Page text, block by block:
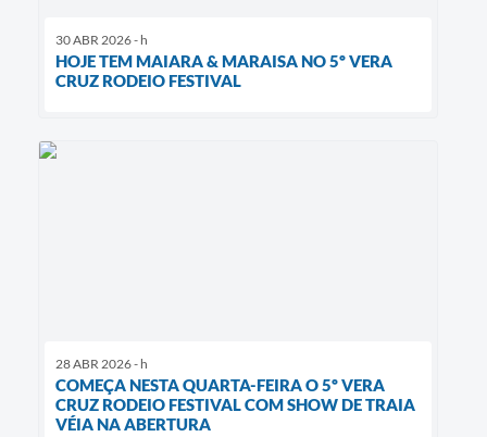
30 ABR 2026 - h
HOJE TEM MAIARA & MARAISA NO 5º VERA
CRUZ RODEIO FESTIVAL
28 ABR 2026 - h
COMEÇA NESTA QUARTA-FEIRA O 5º VERA
CRUZ RODEIO FESTIVAL COM SHOW DE TRAIA
VÉIA NA ABERTURA